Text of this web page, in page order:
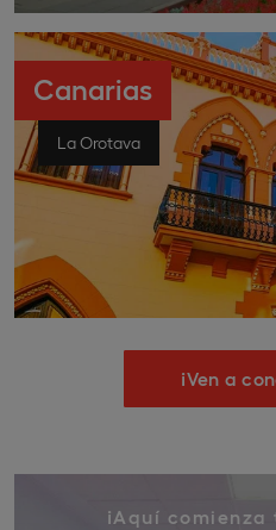
Canarias
La Orotava
¡Ven a
¡Aquí